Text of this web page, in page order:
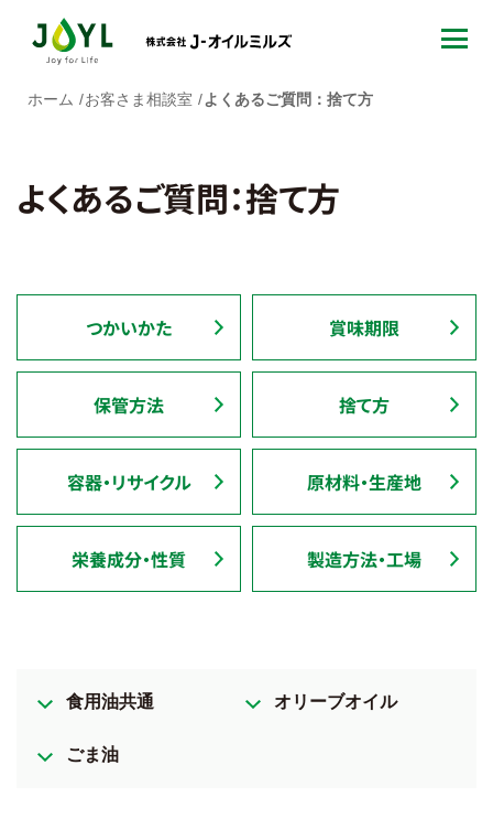
ホーム お客さま相談室 よくあるご質問：捨て方
よくあるご質問：捨て方
つかいかた 賞味期限
保管方法 捨て方
容器・リサイクル 原材料・生産地
栄養成分・性質 製造方法・工場
食用油共通 オリーブオイル
ごま油